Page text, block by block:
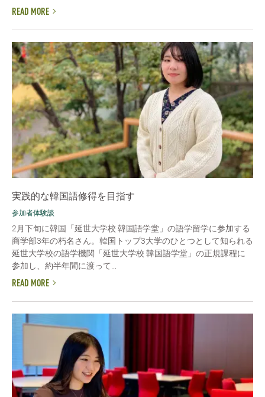
READ MORE
実践的な韓国語修得を目指す
参加者体験談
2月下旬に韓国「延世大学校 韓国語学堂」の語学留学に参加する
商学部3年の朽名さん。韓国トップ3大学のひとつとして知られる
延世大学校の語学機関「延世大学校 韓国語学堂」の正規課程に
参加し、約半年間に渡って...
READ MORE